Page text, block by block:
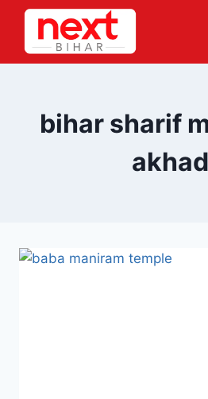
Skip
content
bihar sharif